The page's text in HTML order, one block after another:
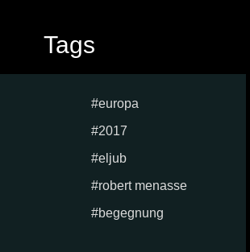
Tags
europa
2017
eljub
robert menasse
begegnung